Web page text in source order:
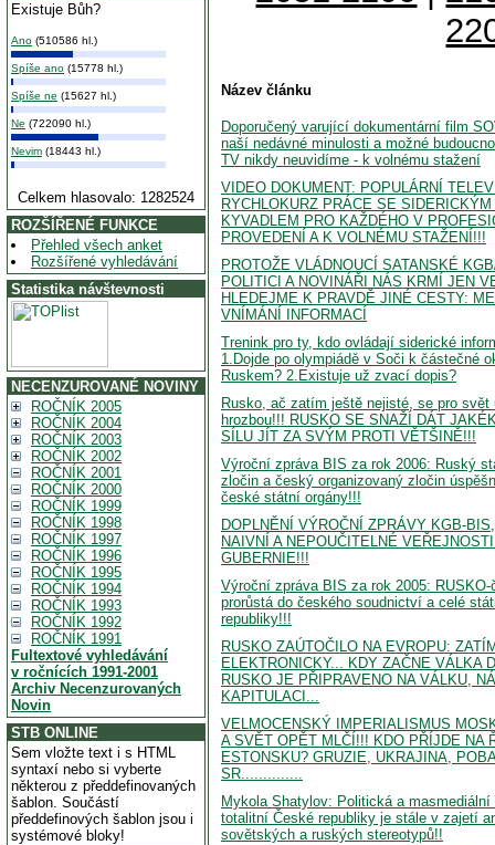
Existuje Bůh?
Ano (510586 hl.)
Spíše ano (15778 hl.)
Spíše ne (15627 hl.)
Ne (722090 hl.)
Nevim (18443 hl.)
Celkem hlasovalo: 1282524
ROZŠÍŘENÉ FUNKCE
Přehled všech anket
Rozšířené vyhledávání
Statistika návštevnosti
NECENZUROVANÉ NOVINY
ROČNÍK 2005
ROČNÍK 2004
ROČNÍK 2003
ROČNÍK 2002
ROČNÍK 2001
ROČNÍK 2000
ROČNÍK 1999
ROČNÍK 1998
ROČNÍK 1997
ROČNÍK 1996
ROČNÍK 1995
ROČNÍK 1994
ROČNÍK 1993
ROČNÍK 1992
ROČNÍK 1991
Fultextové vyhledávání
v ročnících 1991-2001
Archiv Necenzurovaných
Novin
STB ONLINE
Sem vložte text i s HTML
syntaxí nebo si vyberte
některou z předdefinovaných
šablon. Součástí
předdefinových šablon jsou i
systémové bloky!
Název článku
Doporučený varující dokumentární film
naší nedávné minulosti a možné
TV nikdy neuvidíme - k volnému stažení
VIDEO DOKUMENT: POPULÁRNÍ
RYCHLOKURZ PRÁCE SE
KYVADLEM PRO KAŽDÉHO V
PROVEDENÍ A K VOLNÉMU STAŽENÍ!!!
PROTOŽE VLÁDNOUCÍ SATANSKÉ
POLITICI A NOVINÁŘI NÁS KRMÍ JEN
HLEDEJME K PRAVDĚ JINÉ CESTY:
VNÍMÁNÍ INFORMACÍ
Trenink pro ty, kdo ovládají siderické
1.Dojde po olympiádě v Soči k částečné
Ruskem? 2.Existuje už zvací dopis?
Rusko, ač zatím ještě nejisté, se pro svět
hrozbou!!! RUSKO SE SNAŽÍ DÁT
SÍLU JÍT ZA SVÝM PROTI VĚTŠINĚ!!!
Výroční zpráva BIS za rok 2006: Ruský
zločin a český organizovaný zločin
české státní orgány!!!
DOPLNĚNÍ VÝROČNÍ ZPRÁVY KGB-
NAIVNÍ A NEPOUČITELNÉ
GUBERNIE!!!
Výroční zpráva BIS za rok 2005:
prorůstá do českého soudnictví a celé
republiky!!!
RUSKO ZAÚTOČILO NA EVROPU:
ELEKTRONICKY... KDY ZAČNE VÁLKA
RUSKO JE PŘIPRAVENO NA VÁLKU,
KAPITULACI...
VELMOCENSKÝ IMPERIALISMUS
A SVĚT OPĚT MLČÍ!!! KDO PŘÍJDE NA
ESTONSKU? GRUZIE, UKRAJINA,
SR..............
Mykola Shatylov: Politická a masmediální
totalitní České republiky je stále v zajetí
sovětských a ruských stereotypů!!